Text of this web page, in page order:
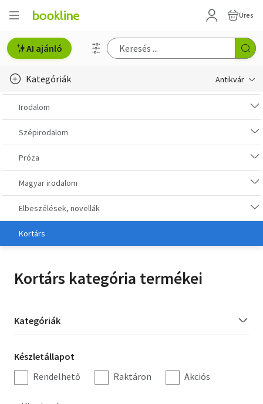
Üres
AI ajánló
Kategóriák Antikvár
Metszet
Régi képeslap
Életmód, egészség
Erotika
Gyermek- és ifjúsági
Hobbi, szabadidő
Irodalom
Minikönyv
Művészet
Szakkönyv
Irodalom
Szépirodalom
Próza
Magyar irodalom
Elbeszélések, novellák
Kortárs
Kortárs kategória termékei
Kategória
szűrés
Kategóriák
Készletállapot
szűrés
Készletállapot
Rendelhető
Raktáron Akciós